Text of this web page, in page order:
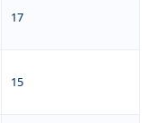
17
15